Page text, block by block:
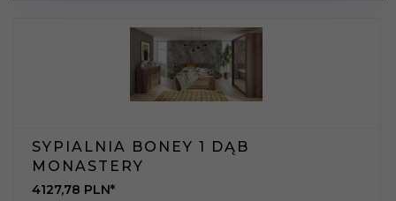
SYPIALNIA BONEY 1 DĄB
MONASTERY
4127,78 PLN*